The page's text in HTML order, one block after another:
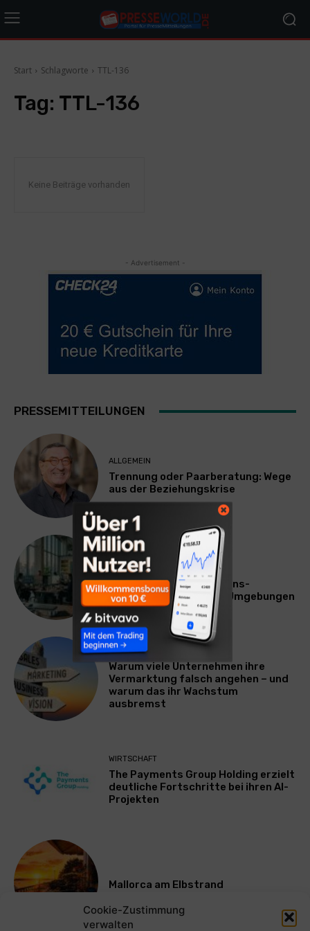
Cookie-Zustimmung
verwalten
Start Schlagworte TTL-136
Tag: TTL-136
Keine Beiträge vorhanden
- Advertisement -
PRESSEMITTEILUNGEN
ALLGEMEIN
Trennung oder Paarberatung: Wege
aus der Beziehungskrise
TECHNIK
SourcingBlox startet
CentaurNexus: Operations-
Plattform für Zscaler-Umgebungen
WERBUNG & MARKETING
Warum viele Unternehmen ihre
Vermarktung falsch angehen – und
warum das ihr Wachstum
ausbremst
WIRTSCHAFT
The Payments Group Holding erzielt
deutliche Fortschritte bei ihren AI-
Projekten
Mallorca am Elbstrand